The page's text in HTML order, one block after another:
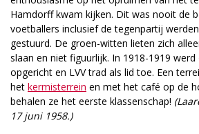
Hamdorff kwam kijken. Dit was nooit de
voetballers inclusief de tegenpartij
gestuurd. De groen-witten lieten zich
slaan en niet figuurlijk. In 1918-1919 werd
opgericht en LVV trad als lid toe. Een
het kermisterrein en met het café op de
behalen ze het eerste klassenschap!
17 juni 1958.)